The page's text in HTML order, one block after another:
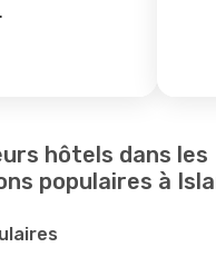
hôtels dans les
populaires à